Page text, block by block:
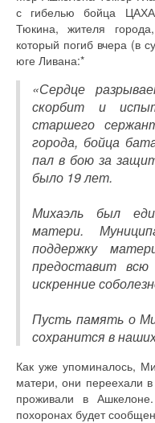
с гибелью бойца
Тюкина, жителя
который погиб вчера (в
юге Ливана:*
«Сердце
скорбит и
старшего
города, бойца
пал в бою за
было 19 лет.
Михаэль был
матери.
поддержку
предоставит
искренние
Пусть память о
сохранится в
Как уже упоминалось,
матери, они переехали
проживали в
похоронах будет